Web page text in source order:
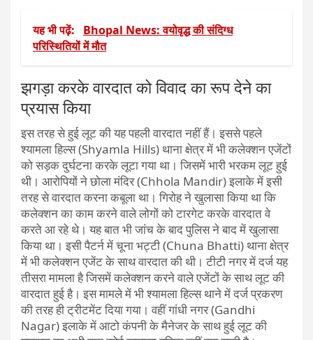
यह भी पढ़ें:
Bhopal News: वयोवृद्ध की संदिग्ध
परिस्थितियों में मौत
झगड़ा करके वारदात को विवाद का रूप देने का
प्रयास किया
इस तरह से हुई लूट की यह पहली वारदात नहीं हैं। इससे पहले
श्यामला हिल्स (Shyamla Hills) थाना क्षेत्र में भी कलेक्शन एजेंटों
को सड़क दुर्घटना करके लूटा गया था। जिसमें भारी भरकम लूट हुई
थी। आरोपियों ने छोला मंदिर (Chhola Mandir) इलाके में इसी
तरह से वारदात करना कबूला था। गिरोह ने खुलासा किया था कि
कलेक्शन का काम करने वाले लोगों को टारगेट करके वारदात वे
करते आ रहे थे। यह बात भी जांच के बाद पुलिस ने बाद में खुलासा
किया था। इसी पैटर्न में चूना भट्टी (Chuna Bhatti) थाना क्षेत्र
में भी कलेक्शन एजेंट के साथ वारदात की थी। टीटी नगर में दर्ज यह
तीसरा मामला है जिसमें कलेक्शन करने वाले एजेंटों के साथ लूट की
वारदात हुई है। इस मामले में भी श्यामला हिल्स थाने में दर्ज प्रकरण
की तरह ही ट्रीटमेंट दिया गया। वहीं गांधी नगर (Gandhi
Nagar) इलाके में आटो कंपनी के मैनेजर के साथ हुई लूट की